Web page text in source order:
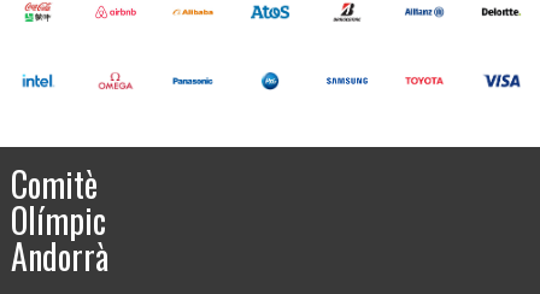
Comitè
Olímpic
Andorrà